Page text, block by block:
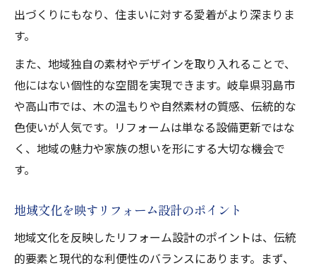
出づくりにもなり、住まいに対する愛着がより深まりま
す。
また、地域独自の素材やデザインを取り入れることで、
他にはない個性的な空間を実現できます。岐阜県羽島市
や高山市では、木の温もりや自然素材の質感、伝統的な
色使いが人気です。リフォームは単なる設備更新ではな
く、地域の魅力や家族の想いを形にする大切な機会で
す。
地域文化を映すリフォーム設計のポイント
地域文化を反映したリフォーム設計のポイントは、伝統
的要素と現代的な利便性のバランスにあります。まず、